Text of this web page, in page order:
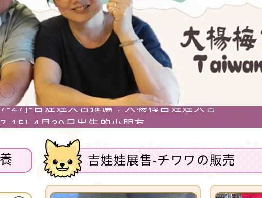
22]-吉娃娃專賣店 : 大楊梅吉娃娃犬舍 。
27]-吉娃娃犬舍推薦 : 大楊梅吉娃娃犬舍
15]-4月30日出生的小朋友
型玩具犬，同時也具備大型犬的狩獵與防範本能，
03]-1890年，墨西哥總統將一隻吉娃娃藏在花
娃成為家喻戶曉的寵物。
22]-吉娃娃專賣店 : 大楊梅吉娃娃犬舍 。
27]-吉娃娃犬舍推薦 : 大楊梅吉娃娃犬舍
吉娃娃展售-チワワの販売